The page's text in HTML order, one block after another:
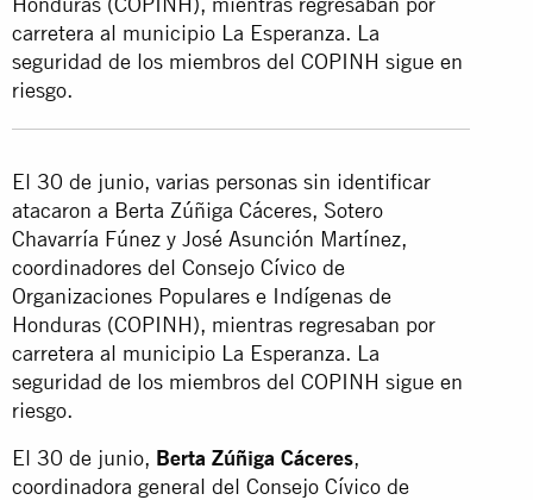
carretera al municipio La Esperanza. La
seguridad de los miembros del COPINH sigue en
riesgo.
El 30 de junio, varias personas sin identificar
atacaron a Berta Zúñiga Cáceres, Sotero
Chavarría Fúnez y José Asunción Martínez,
coordinadores del Consejo Cívico de
Organizaciones Populares e Indígenas de
Honduras (COPINH), mientras regresaban por
carretera al municipio La Esperanza. La
seguridad de los miembros del COPINH sigue en
riesgo.
El 30 de junio, Berta Zúñiga Cáceres,
coordinadora general del Consejo Cívico de